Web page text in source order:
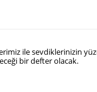
ile sevdiklerinizin
bir defter olacak.